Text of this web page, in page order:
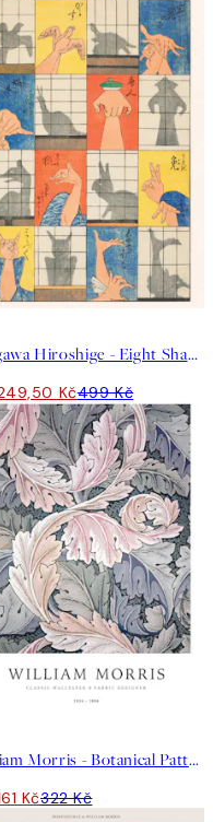
Utagawa Hiroshige - Eight Shadow Figures Plakát
Kč499 Kč
William Morris - Botanical Pattern Plakát
Kč322 Kč